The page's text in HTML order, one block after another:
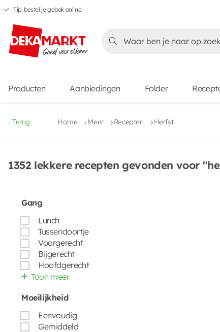
Overslaan
naar
hoofdnavigatie
Overslaan
naar
hoofdinhoud
Overslaan
naar
voettekstinhoud
Overslaan
naar
aanbiedingen
Tip: bestel je gebak online!
Producten Aanbiedingen Folder
Terug Home Meer Recepten Herfst
1352 lekkere recepten gevonden voor
Gang
Lunch
Tussendoortje
Voorgerecht
Bijgerecht
Hoofdgerecht
Toon meer
Moeilijkheid
Eenvoudig
Gemiddeld